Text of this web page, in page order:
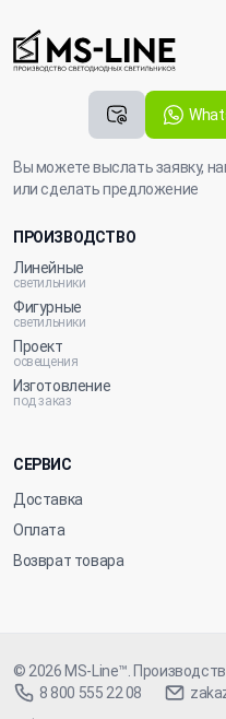
Вы можете выслать заявку,
или сделать предложение
ПРОИЗВОДСТВО
Линейные
светильники
Фигурные
светильники
Проект
освещения
Изготовление
под заказ
СЕРВИС
Доставка
Оплата
Возврат товара
© 2026 MS-Line™ .
8 800 555 22 08